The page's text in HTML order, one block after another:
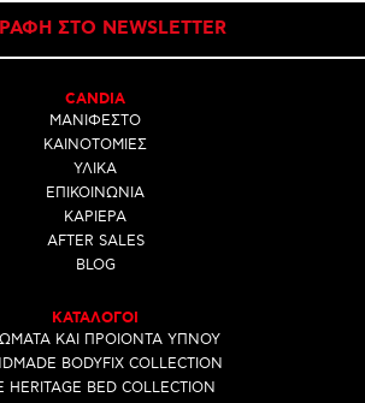
ΣΤΟ NEWSLETTER
CANDIA
ΜΑΝΙΦΕΣΤΟ
ΚΑΙΝΟΤΟΜΙΕΣ
ΥΛΙΚΑ
ΕΠΙΚΟΙΝΩΝΙΑ
ΚΑΡΙΕΡΑ
AFTER SALES
BLOG
ΚΑΤΑΛΟΓΟΙ
ΚΑΙ ΠΡΟΙΟΝΤΑ ΥΠΝΟΥ
BODYFIX COLLECTION
HERITAGE BED COLLECTION